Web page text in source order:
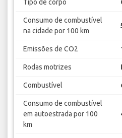
Tipo de corpo
Consumo de combustível
na cidade por 100 km
Emissões de CO2
Rodas motrizes
Combustível
Consumo de combustível
em autoestrada por 100
km